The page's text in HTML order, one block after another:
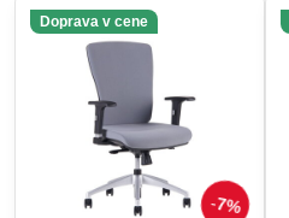
7%
Doprava v cene